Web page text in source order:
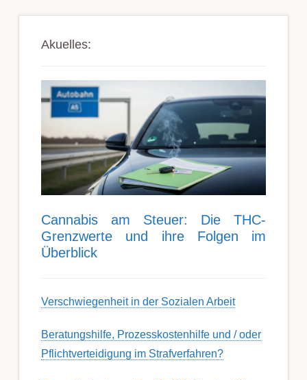
Akuelles:
Can­nabis am Steu­er: Die THC-
Grenz­werte und ihre Folgen im
Über­blick
Ver­schwieg­en­heit in der Soz­ial­en Ar­beit
Berat­ungs­hil­fe, Pro­zess­kost­en­hilfe und / oder
Pflicht­ver­teidig­ung im Strafverfahren?